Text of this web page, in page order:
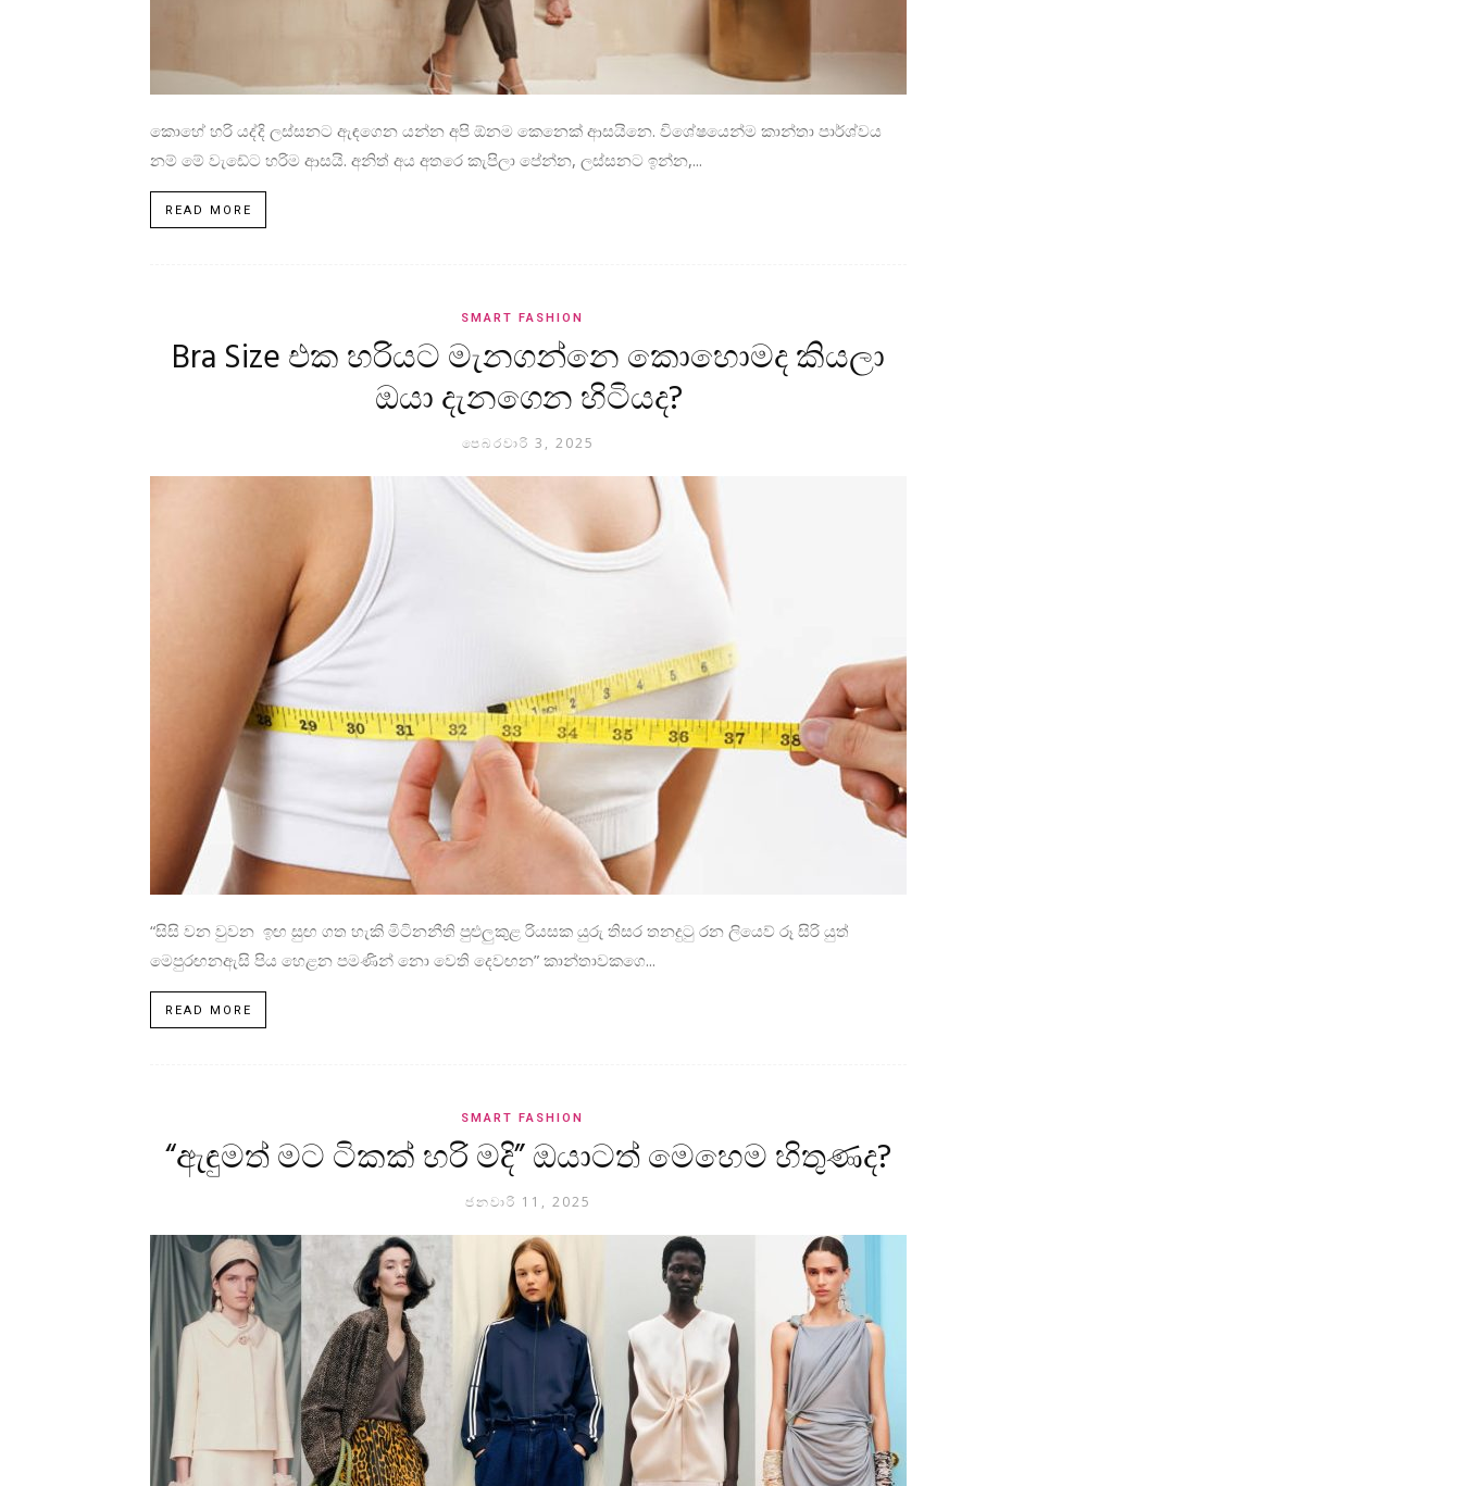
කොහේ හරි යද්දි ලස්සනට ඇඳගෙන යන්න අපි ඕනම කෙනෙක් ආසයිනෙ. විශේෂයෙන්ම කාන්තා පාර්ශ්වය
නම් මේ වැඩේට හරිම ආසයි. අනිත් අය අතරෙ කැපිලා පේන්න, ලස්සනට ඉන්න,...
READ MORE
SMART FASHION
Bra Size එක හරියට මැනගන්නෙ කොහොමද කියලා
ඔයා දැනගෙන හිටියද?
පෙබරවාරි 3, 2025
“සිසි වන වුවන ඉඟ සුඟ ගත හැකි මිටිනනීති පුළුලුකුළ රියසක යුරු තිසර තනදුටු රන ලියෙව් රූ සිරි යුත්
මෙපුරඟනඇසි පිය හෙළන පමණින් නො වෙති දෙවඟන” කාන්තාවකගෙ...
READ MORE
SMART FASHION
“ඇඳුමත් මට ටිකක් හරි මදි” ඔයාටත් මෙහෙම හිතුණද?
ජනවාරි 11, 2025